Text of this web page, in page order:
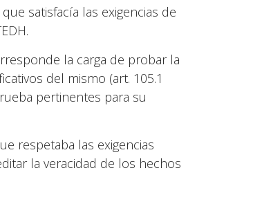
satisfacía las exigencias de
la carga de probar la
del mismo (art. 105.1
pertinentes para su
respetaba las exigencias
la veracidad de los hechos